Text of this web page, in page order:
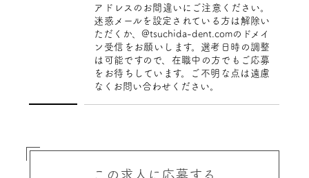
アドレスのお間違いにご注意ください。
迷惑メールを設定されている方は解除い
ただくか、@tsuchida-dent.comのドメイ
ン受信をお願いします。選考日時の調整
は可能ですので、在職中の方でもご応募
をお待ちしています。ご不明な点は遠慮
なくお問い合わせください。
この求人に応募する